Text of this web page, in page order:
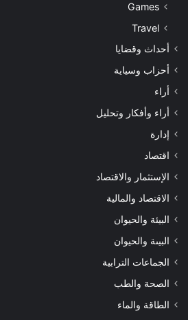
Games
Travel
أحداث وقضايا
أحزاب وسياية
أراء
أراء وأفكار وتحليل
إدارة
اقتصاد
الإستثمار والاقتصاد
الاقتصاد والمالية
البيئة والحيوان
البيىة والحيوان
الجماعات الترابية
الصحة والطب
الطاقة والماء